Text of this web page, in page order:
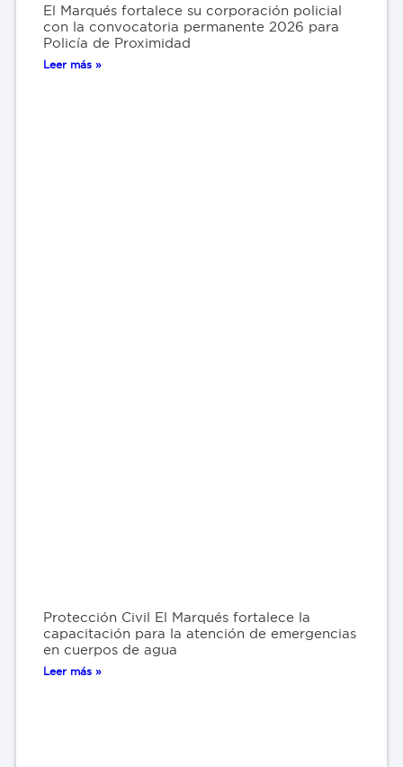
El Marqués fortalece su corporación policial
con la convocatoria permanente 2026 para
Policía de Proximidad
Leer más »
Protección Civil El Marqués fortalece la
capacitación para la atención de emergencias
en cuerpos de agua
Leer más »